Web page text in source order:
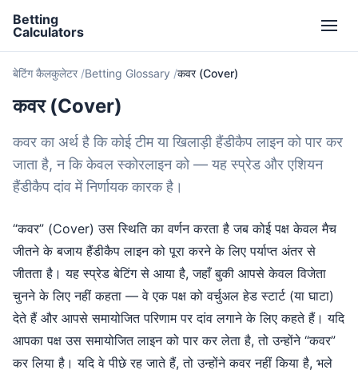
Betting
Calculators
बेटिंग कैलकुलेटर Betting Glossary कवर (Cover)
कवर (Cover)
कवर का अर्थ है कि कोई टीम या खिलाड़ी हैंडीकैप लाइन को पार कर
जाता है, न कि केवल स्कोरलाइन को — यह स्प्रेड और एशियन
हैंडीकैप दांव में निर्णायक कारक है।
“कवर” (Cover) उस स्थिति का वर्णन करता है जब कोई पक्ष केवल मैच
जीतने के बजाय हैंडीकैप लाइन को पूरा करने के लिए पर्याप्त अंतर से
जीतता है। यह स्प्रेड बेटिंग से आया है, जहाँ बुकी आपसे केवल विजेता
चुनने के लिए नहीं कहता — वे एक पक्ष को वर्चुअल हेड स्टार्ट (या घाटा)
देते हैं और आपसे समायोजित परिणाम पर दांव लगाने के लिए कहते हैं। यदि
आपका पक्ष उस समायोजित लाइन को पार कर लेता है, तो उन्होंने “कवर”
कर लिया है। यदि वे पीछे रह जाते हैं, तो उन्होंने कवर नहीं किया है, भले